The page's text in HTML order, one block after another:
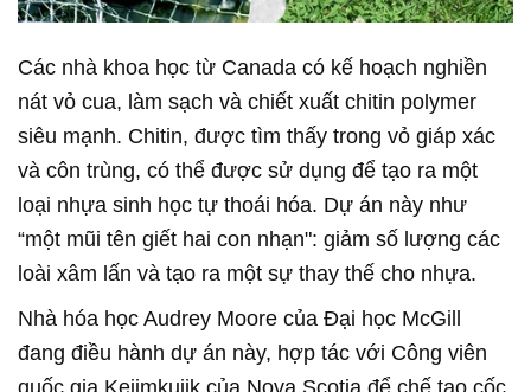
Các nhà khoa học từ Canada có kế hoạch nghiền
nát vỏ cua, làm sạch và chiết xuất chitin polymer
siêu mạnh. Chitin, được tìm thấy trong vỏ giáp xác
và côn trùng, có thể được sử dụng để tạo ra một
loại nhựa sinh học tự thoái hóa. Dự án này như
“một mũi tên giết hai con nhạn": giảm số lượng các
loài xâm lấn và tạo ra một sự thay thế cho nhựa.
Nhà hóa học Audrey Moore của Đại học McGill
đang điều hành dự án này, hợp tác với Công viên
quốc gia Kejimkujik của Nova Scotia để chế tạo cốc